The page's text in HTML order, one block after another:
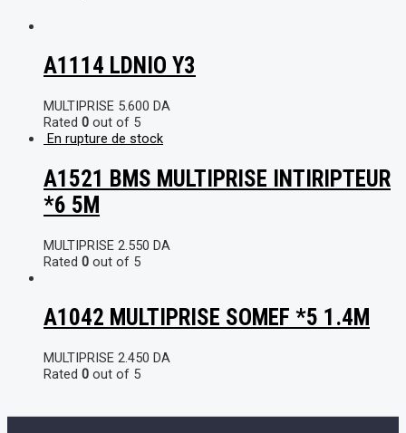
A1114 LDNIO Y3
MULTIPRISE 5.600 DA
Rated 0 out of 5
En rupture de stock
A1521 BMS MULTIPRISE INTIRIPTEUR
*6 5M
MULTIPRISE 2.550 DA
Rated 0 out of 5
A1042 MULTIPRISE SOMEF *5 1.4M
MULTIPRISE 2.450 DA
Rated 0 out of 5